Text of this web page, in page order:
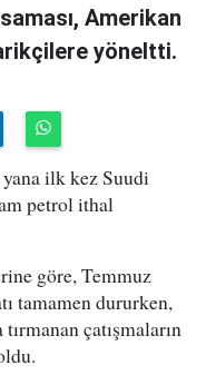
Amerikan
yöneltti.
ilk kez Suudi
petrol ithal
göre, Temmuz
tamamen dururken,
çatışmaların